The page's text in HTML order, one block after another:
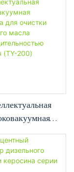
для очистки
масла